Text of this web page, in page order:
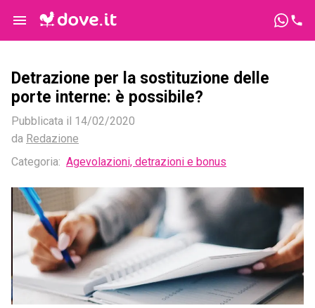
Detrazione per la sostituzione delle
porte interne: è possibile?
Pubblicata il 14/02/2020
da Redazione
Categoria: Agevolazioni, detrazioni e bonus